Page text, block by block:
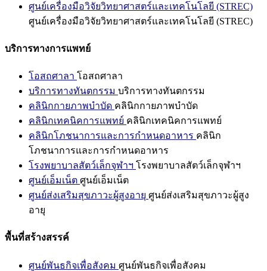
ศูนย์เครื่องมือวิจัยวิทยาศาสตร์และเทคโนโลยี (STREC)
ศูนย์เครื่องมือวิจัยวิทยาศาสตร์และเทคโนโลยี (STREC)
บริการทางการแพทย์
โอสถศาลา โอสถศาลา
บริการทางทันตกรรม บริการทางทันตกรรม
คลินิกกายภาพบำบัด คลินิกกายภาพบำบัด
คลินิกเทคนิคการแพทย์ คลินิกเทคนิคการแพทย์
คลินิกโภชนาการและการกำหนดอาหาร คลินิก
โภชนาการและการกำหนดอาหาร
โรงพยาบาลสัตว์เล็กจุฬาฯ โรงพยาบาลสัตว์เล็กจุฬาฯ
ศูนย์เอ็มเน็ต ศูนย์เอ็มเน็ต
ศูนย์ส่งเสริมสุขภาวะผู้สูงอายุ ศูนย์ส่งเสริมสุขภาวะผู้สูง
อายุ
พื้นที่สร้างสรรค์
ศูนย์พันธกิจเพื่อสังคม ศูนย์พันธกิจเพื่อสังคม